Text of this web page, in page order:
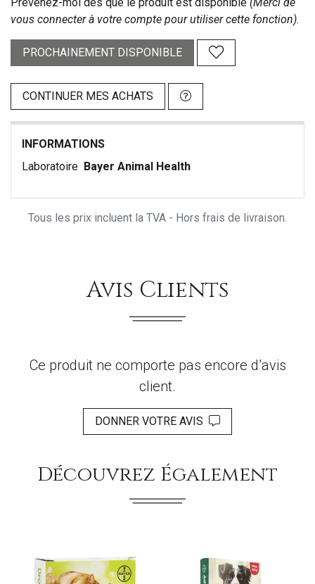
vous connecter à votre compte pour utiliser cette fonction).
PROCHAINEMENT DISPONIBLE
CONTINUER MES ACHATS
INFORMATIONS
Laboratoire Bayer Animal Health
Tous les prix incluent la TVA - Hors frais de livraison.
Avis Clients
Ce produit ne comporte pas encore d’avis
client.
DONNER VOTRE AVIS
Découvrez Également